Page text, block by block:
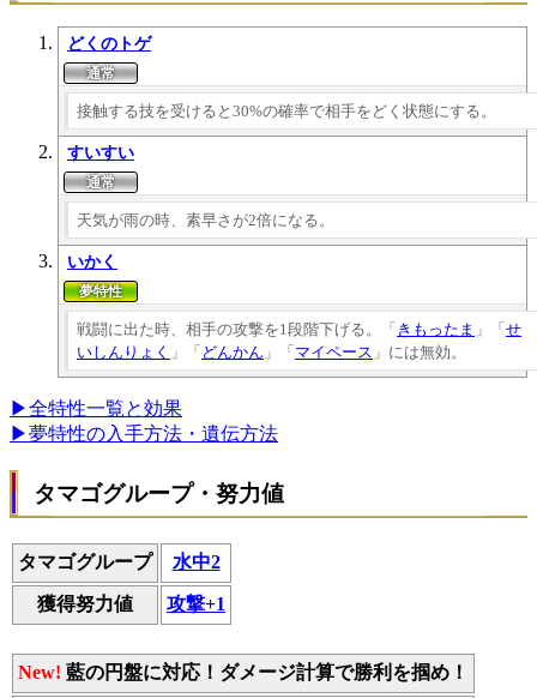
どくのトゲ
接触する技を受けると30%の確率で相手をどく状態にする。
すいすい
天気が雨の時、素早さが2倍になる。
いかく
戦闘に出た時、相手の攻撃を1段階下げる。「 きもったま 」「 せ
いしんりょく 」「 どんかん 」「 マイペース 」には無効。
▶全特性一覧と効果
▶夢特性の入手方法・遺伝方法
タマゴグループ・努力値
タマゴグループ 水中2
獲得努力値 攻撃+1
New! 藍の円盤に対応！ダメージ計算で勝利を掴め！